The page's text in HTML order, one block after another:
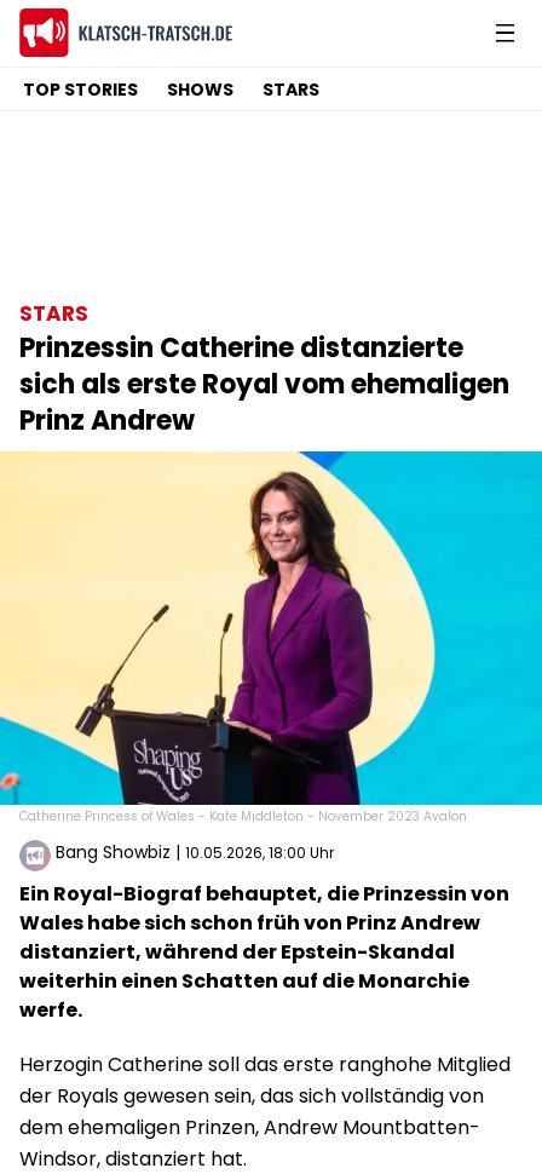
TOP STORIES SHOWS STARS
STARS
Prinzessin Catherine distanzierte
sich als erste Royal vom ehemaligen
Prinz Andrew
Catherine Princess of Wales - Kate Middleton - November 2023 Avalon
Bang Showbiz | 10.05.2026, 18:00 Uhr
Ein Royal-Biograf behauptet, die Prinzessin von
Wales habe sich schon früh von Prinz Andrew
distanziert, während der Epstein-Skandal
weiterhin einen Schatten auf die Monarchie
werfe.
Herzogin Catherine soll das erste ranghohe Mitglied
der Royals gewesen sein, das sich vollständig von
dem ehemaligen Prinzen, Andrew Mountbatten-
Windsor, distanziert hat.